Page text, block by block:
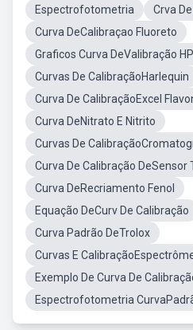
Espectrofotometria
Crva
Curva DeCalibraçao Fluoreto
Graficos Curva DeValibração
Curvas De CalibraçãoHarlequin
Curva De CalibraçãoExcel
Curva DeNitrato E Nitrito
Curvas De
Curva De Calibração DeSensor
Curva DeRecriamento Fenol
Equação DeCurv De Calibração
Curva Padrão DeTrolox
Curvas E
Exemplo De Curva De
Espectrofotometria